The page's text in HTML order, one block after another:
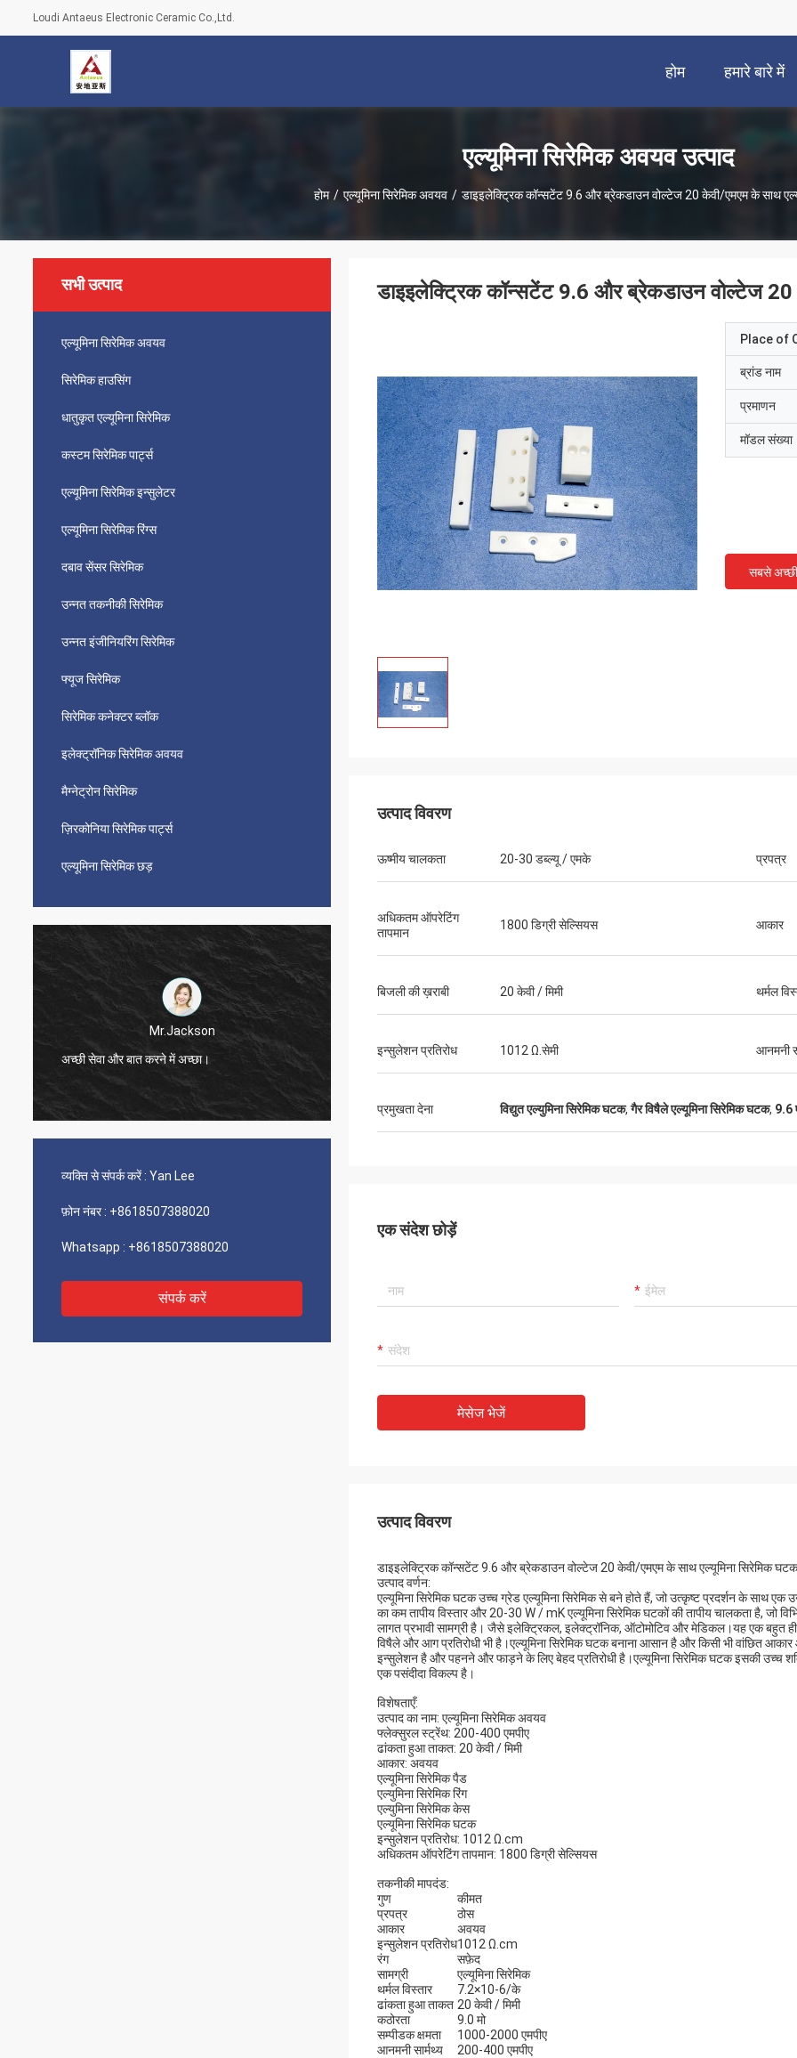
Loudi Antaeus Electronic Ceramic Co.,Ltd.
होम हमारे बारे में
एल्यूमिना सिरेमिक अवयव उत्पाद
होम / एल्यूमिना सिरेमिक अवयव / डाइइलेक्ट्रिक कॉन्सटेंट 9.6 और ब्रेकडाउन वोल्टेज 20 केवी/एमएम के साथ
सभी उत्पाद
एल्यूमिना सिरेमिक अवयव
सिरेमिक हाउसिंग
धातुकृत एल्यूमिना सिरेमिक
कस्टम सिरेमिक पार्ट्स
एल्यूमिना सिरेमिक इन्सुलेटर
एल्यूमिना सिरेमिक रिंग्स
दबाव सेंसर सिरेमिक
उन्नत तकनीकी सिरेमिक
उन्नत इंजीनियरिंग सिरेमिक
फ्यूज सिरेमिक
सिरेमिक कनेक्टर ब्लॉक
इलेक्ट्रॉनिक सिरेमिक अवयव
मैग्नेट्रोन सिरेमिक
ज़िरकोनिया सिरेमिक पार्ट्स
एल्यूमिना सिरेमिक छड़
Mr.Jackson
अच्छी सेवा और बात करने में अच्छा।
बहुत तेज़ और बात करने में आसान उत्तर दें!
व्यक्ति से संपर्क करें : Yan Lee
फ़ोन नंबर : +8618507388020
Whatsapp : +8618507388020
संपर्क करें
डाइइलेक्ट्रिक कॉन्सटेंट 9.6 और ब्रेकडाउन वोल्टेज 20
Place of
ब्रांड नाम
प्रमाणन
मॉडल संख्या
सबसे
उत्पाद विवरण
ऊष्मीय चालकता 20-30 डब्ल्यू / एमके प्रपत्र
अधिकतम ऑपरेटिंग
तापमान
1800 डिग्री सेल्सियस आकार
बिजली की ख़राबी 20 केवी / मिमी थर्मल
इन्सुलेशन प्रतिरोध 1012 Ω.सेमी आनमनी
प्रमुखता देना विद्युत एल्युमिना सिरेमिक घटक,गैर विषैले एल्यूमिना सिरेमिक घटक, 9.6
एक संदेश छोड़ें
मेसेज भेजें
उत्पाद विवरण
डाइइलेक्ट्रिक कॉन्सटेंट 9.6 और ब्रेकडाउन वोल्टेज 20 केवी/एमएम के साथ एल्यूमिना सिरेमिक घटक
उत्पाद वर्णन:
एल्यूमिना सिरेमिक घटक उच्च ग्रेड एल्यूमिना सिरेमिक से बने होते हैं, जो उत्कृष्ट प्रदर्शन के साथ
का कम तापीय विस्तार और 20-30 W / mK एल्यूमिना सिरेमिक घटकों की तापीय चालकता है, जो
लागत प्रभावी सामग्री है। जैसे इलेक्ट्रिकल, इलेक्ट्रॉनिक, ऑटोमोटिव और मेडिकल।यह एक बहुत
विषैले और आग प्रतिरोधी भी है।एल्यूमिना सिरेमिक घटक बनाना आसान है और किसी भी वांछित
इन्सुलेशन है और पहनने और फाड़ने के लिए बेहद प्रतिरोधी है।एल्यूमिना सिरेमिक घटक इसकी उच्च
एक पसंदीदा विकल्प है।
विशेषताएँ:
उत्पाद का नाम: एल्यूमिना सिरेमिक अवयव
फ्लेक्सुरल स्ट्रेंथ: 200-400 एमपीए
ढांकता हुआ ताकत: 20 केवी / मिमी
आकार: अवयव
एल्यूमिना सिरेमिक पैड
एल्युमिना सिरेमिक रिंग
एल्युमिना सिरेमिक केस
एल्यूमिना सिरेमिक घटक
इन्सुलेशन प्रतिरोध: 1012 Ω.cm
अधिकतम ऑपरेटिंग तापमान: 1800 डिग्री सेल्सियस
तकनीकी मापदंड:
गुण
कीमत
प्रपत्र
ठोस
आकार
अवयव
इन्सुलेशन प्रतिरोध1012 Ω.cm
रंग
सफ़ेद
सामग्री
एल्यूमिना सिरेमिक
थर्मल विस्तार
7.2×10-6/के
ढांकता हुआ ताकत 20 केवी / मिमी
कठोरता
9.0 मो
सम्पीडक क्षमता
1000-2000 एमपीए
आनमनी सार्मथ्य
200-400 एमपीए